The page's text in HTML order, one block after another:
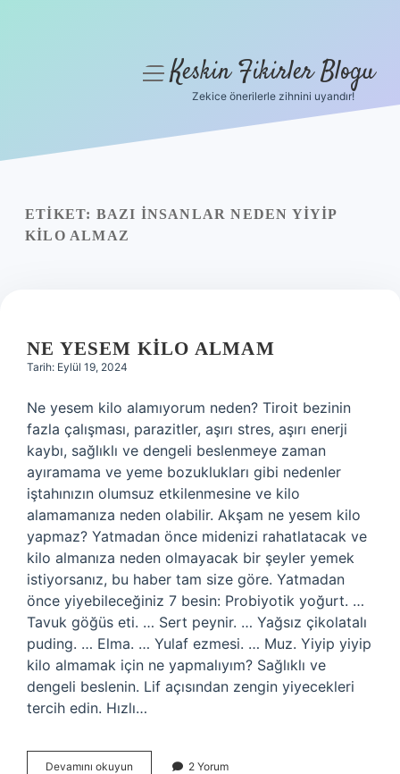
Yasal Uyarı
menüyüKeskin Fikirler Blogu
Zekice önerilerle zihnini uyandır!
ETIKET: BAZI INSANLAR NEDEN YIYIP
KILO ALMAZ
NE YESEM KILO ALMAM
Tarih: Eylül 19, 2024
Ne yesem kilo alamıyorum neden? Tiroit bezinin
fazla çalışması, parazitler, aşırı stres, aşırı enerji
kaybı, sağlıklı ve dengeli beslenmeye zaman
ayıramama ve yeme bozuklukları gibi nedenler
iştahınızın olumsuz etkilenmesine ve kilo
alamamanıza neden olabilir. Akşam ne yesem kilo
yapmaz? Yatmadan önce midenizi rahatlatacak ve
kilo almanıza neden olmayacak bir şeyler yemek
istiyorsanız, bu haber tam size göre. Yatmadan
önce yiyebileceğiniz 7 besin: Probiyotik yoğurt. …
Tavuk göğüs eti. … Sert peynir. … Yağsız çikolatalı
puding. … Elma. … Yulaf ezmesi. … Muz. Yiyip yiyip
kilo almamak için ne yapmalıyım? Sağlıklı ve
dengeli beslenin. Lif açısından zengin yiyecekleri
tercih edin. Hızlı…
Devamını okuyun 2 Yorum